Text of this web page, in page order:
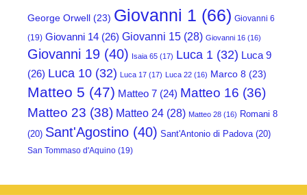
George Orwell (23) Giovanni 1 (66) Giovanni 6
(19) Giovanni 14 (26) Giovanni 15 (28) Giovanni 16 (16)
Giovanni 19 (40) Isaia 65 (17) Luca 1 (32) Luca 9
(26) Luca 10 (32) Luca 17 (17) Luca 22 (16) Marco 8 (23)
Matteo 5 (47) Matteo 7 (24) Matteo 16 (36)
Matteo 23 (38) Matteo 24 (28) Matteo 28 (16) Romani 8
(20) Sant'Agostino (40) Sant'Antonio di Padova (20)
San Tommaso d'Aquino (19)